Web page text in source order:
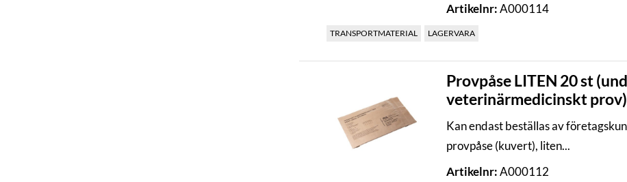
Artikelnr:A000114
TRANSPORTMATERIAL LAGERVARA
Provpåse LITEN 20 st
veterinärmedicinskt prov)
Kan endast beställas av
provpåse (kuvert), liten...
Artikelnr:A000112